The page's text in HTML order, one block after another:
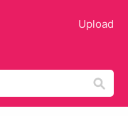
Upload